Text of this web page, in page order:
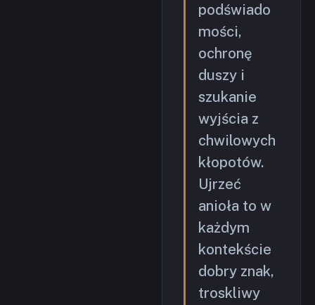
podświado
mości,
ochronę
duszy i
szukanie
wyjścia z
chwilowych
kłopotów.
Ujrzeć
anioła to w
każdym
kontekście
dobry znak,
troskliwy